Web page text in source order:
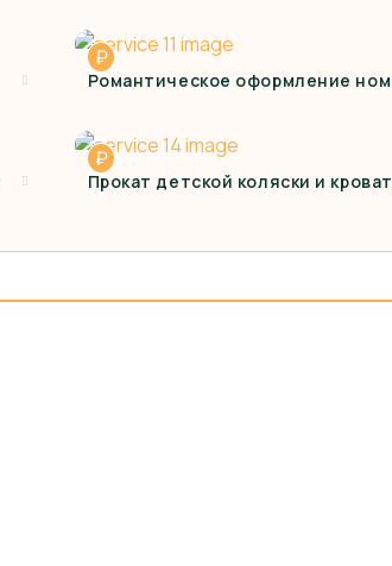
Романтическое оформление
₽
Прокат детской коляски и
₽